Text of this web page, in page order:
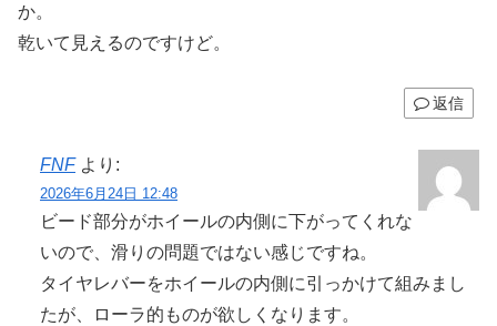
か。
乾いて見えるのですけど。
返信
FNF より:
2026年6月24日 12:48
ビード部分がホイールの内側に下がってくれな
いので、滑りの問題ではない感じですね。
タイヤレバーをホイールの内側に引っかけて組みまし
たが、ローラ的ものが欲しくなります。